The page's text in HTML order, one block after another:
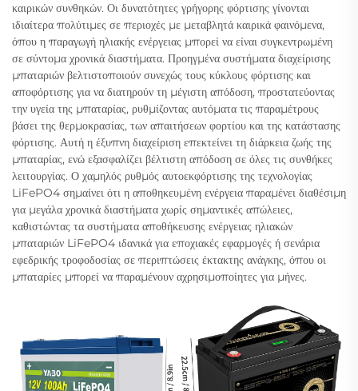
καιρικών συνθηκών. Οι δυνατότητες γρήγορης φόρτισης γίνονται
ιδιαίτερα πολύτιμες σε περιοχές με μεταβλητά καιρικά φαινόμενα,
όπου η παραγωγή ηλιακής ενέργειας μπορεί να είναι συγκεντρωμένη
σε σύντομα χρονικά διαστήματα. Προηγμένα συστήματα διαχείρισης
μπαταριών βελτιστοποιούν συνεχώς τους κύκλους φόρτισης και
αποφόρτισης για να διατηρούν τη μέγιστη απόδοση, προστατεύοντας
την υγεία της μπαταρίας, ρυθμίζοντας αυτόματα τις παραμέτρους
βάσει της θερμοκρασίας, των απαιτήσεων φορτίου και της κατάστασης
φόρτισης. Αυτή η έξυπνη διαχείριση επεκτείνει τη διάρκεια ζωής της
μπαταρίας, ενώ εξασφαλίζει βέλτιστη απόδοση σε όλες τις συνθήκες
λειτουργίας. Ο χαμηλός ρυθμός αυτοεκφόρτισης της τεχνολογίας
LiFePO4 σημαίνει ότι η αποθηκευμένη ενέργεια παραμένει διαθέσιμη
για μεγάλα χρονικά διαστήματα χωρίς σημαντικές απώλειες,
καθιστώντας τα συστήματα αποθήκευσης ενέργειας ηλιακών
μπαταριών LiFePO4 ιδανικά για εποχιακές εφαρμογές ή σενάρια
εφεδρικής τροφοδοσίας σε περιπτώσεις έκτακτης ανάγκης, όπου οι
μπαταρίες μπορεί να παραμένουν αχρησιμοποίητες για μήνες.